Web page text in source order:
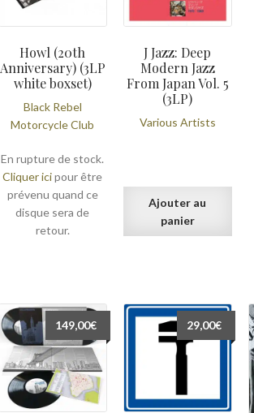
Howl (20th
Anniversary) (3LP
white boxset)
Black Rebel
Motorcycle Club
était :
119,00€. 109,00€.
En rupture de stock.
Cliquer icipour être
prévenu quand ce
disque sera de
retour.
J Jazz: Deep
Modern Jazz
From Japan Vol. 5
(3LP)
Various Artists
Ajouter au
panier
149,00€ 29,00€